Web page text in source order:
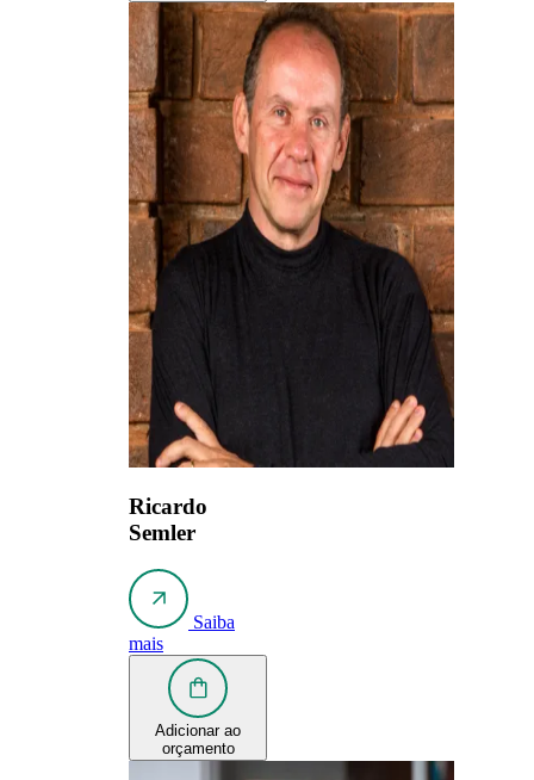
Ricardo
Semler
Saiba
mais
Adicionar ao
orçamento